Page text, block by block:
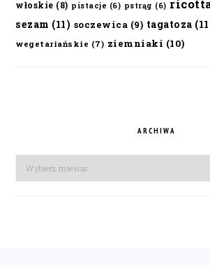
włoskie (8) pistacje (6) pstrąg (6)
sezam (11) soczewica (9) tagatoza
wegetariańskie (7) ziemniaki (10)
ARCHIWA
Archiwa